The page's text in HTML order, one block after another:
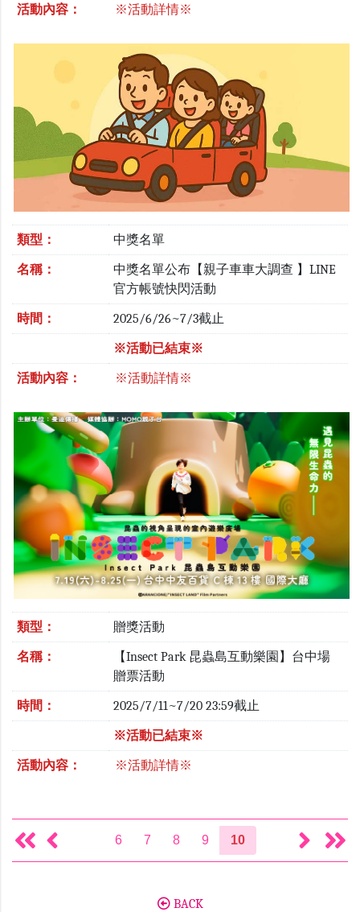
活動內容： ※活動詳情※
類型： 中獎名單
名稱：
中獎名單公布【親子車車大調查 】LINE
官方帳號快閃活動
時間： 2025/6/26~7/3截止
※活動已結束※
活動內容： ※活動詳情※
類型： 贈獎活動
名稱：
【Insect Park 昆蟲島互動樂園】台中場
贈票活動
時間： 2025/7/11~7/20 23:59截止
※活動已結束※
活動內容： ※活動詳情※
6 7 8 9 10
BACK